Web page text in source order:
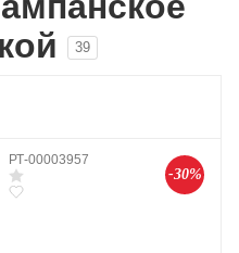
39
РТ-00003957
-30%